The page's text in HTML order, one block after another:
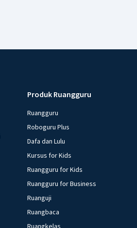
Produk Ruangguru
Ruangguru
Roboguru Plus
Dafa dan Lulu
Kursus for Kids
Ruangguru for Kids
Ruangguru for Business
Ruanguji
Ruangbaca
Ruangkelas